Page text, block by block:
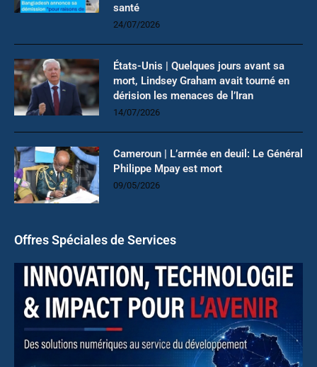
santé
24/07/2026
États-Unis | Quelques jours avant sa
mort, Lindsey Graham avait tourné en
dérision les menaces de l’Iran
14/07/2026
Cameroun | L’armée en deuil: Le Général
Philippe Mpay est mort
09/05/2026
Offres Spéciales de Services